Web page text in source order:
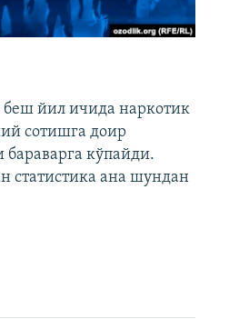
беш йил ичида наркотик
сотишга доир
кўпайди.
статистика ана шундан